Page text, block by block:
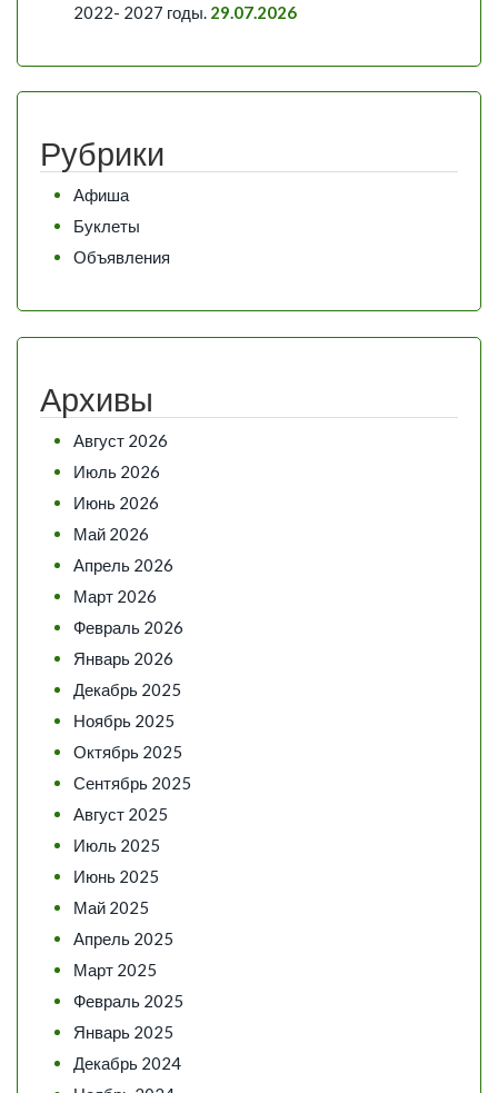
2022- 2027 годы. 29.07.2026
Рубрики
Афиша
Буклеты
Объявления
Архивы
Август 2026
Июль 2026
Июнь 2026
Май 2026
Апрель 2026
Март 2026
Февраль 2026
Январь 2026
Декабрь 2025
Ноябрь 2025
Октябрь 2025
Сентябрь 2025
Август 2025
Июль 2025
Июнь 2025
Май 2025
Апрель 2025
Март 2025
Февраль 2025
Январь 2025
Декабрь 2024